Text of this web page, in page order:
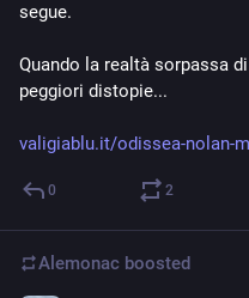
segue.
Quando la realtà sorpassa
peggiori distopie...
valigiablu.it/odissea-nolan-
0 2
Alemonac boosted